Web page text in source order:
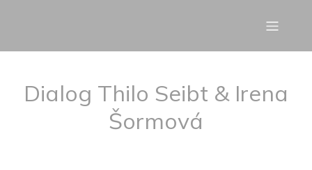
Dialog Thilo Seibt & Irena
Šormová